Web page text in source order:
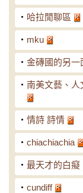
‧ 哈拉閒聊區
‧ mku
‧ 金磚國的另一
‧ 南美文藝、人
‧ 情詩 詩情
‧ chiachiachia
‧ 最天才的白癡
‧ cundiff